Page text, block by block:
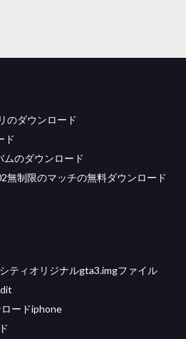
のダウンロード
ド
のダウンロード
無制限のマッチの無料ダウンロード
ティオリジナルgta3.imgファイル
ードiphone